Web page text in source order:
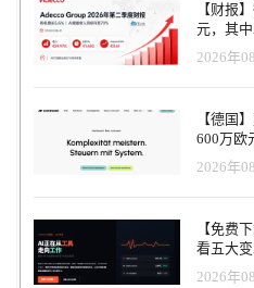
以及德拉瓦州政府、德州商会等合
宫推动的 AI 普及教育战略紧密结
记者交流时明确表示，Simo 不仅
AI 带来的劳动力冲击并非危言耸听
就曾警告：到 2030 年，AI 可能消
Simo 在博客中承认：“我们无法阻
新发布的研究指出：在教师群体中
小时工作时间；在宾夕法尼亚州的
节省 95 分钟。这些数字不仅代表
【财报
元，其
务进入运
2026年
【德国
600万欧
易和建
2026年
【免费
看五大
观察报告
2026年